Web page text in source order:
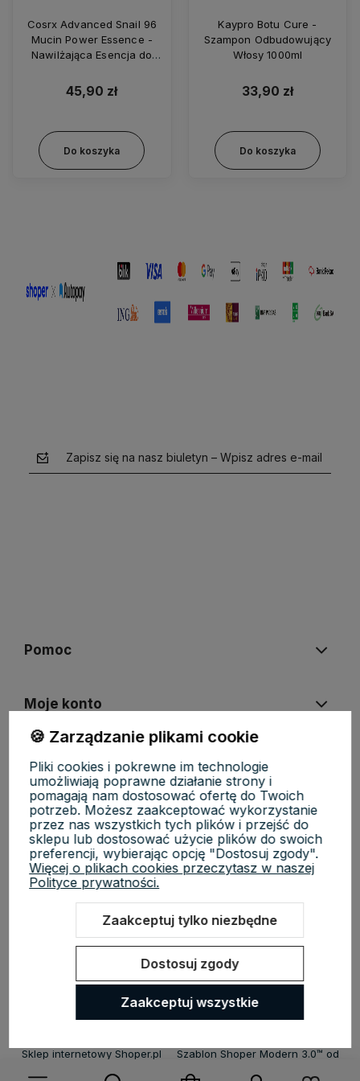
Cosrx Advanced Snail 96
Mucin Power Essence -
Nawilżająca Esencja do
Śluzu Ślimaka 100ml
45,90 zł
Do koszyka
Kaypro Botu Cure -
Szampon Odbudowujący
Włosy 1000ml
33,90 zł
Do koszyka
Zapisz się na nasz biuletyn – Wpisz adres e-mail
Pomoc
Moje konto
Informacje
O nas
NIP: 5223279970 | REGON: 527118819 | Email:
sklep@kosmetycznyraj.pl| Telefon:662 274 654
Sklep internetowy Shoper.pl Szablon Shoper Modern 3.0™ od
🍪 Zarządzanie plikami cookie
Pliki cookies i pokrewne im technologie
umożliwiają poprawne działanie strony i
pomagają nam dostosować ofertę do Twoich
potrzeb. Możesz zaakceptować wykorzystanie
przez nas wszystkich tych plików i przejść do
sklepu lub dostosować użycie plików do swoich
preferencji, wybierając opcję "Dostosuj zgody".
Więcej o plikach cookies przeczytasz w naszej
Polityce prywatności.
Zaakceptuj tylko niezbędne
Dostosuj zgody
Zaakceptuj wszystkie